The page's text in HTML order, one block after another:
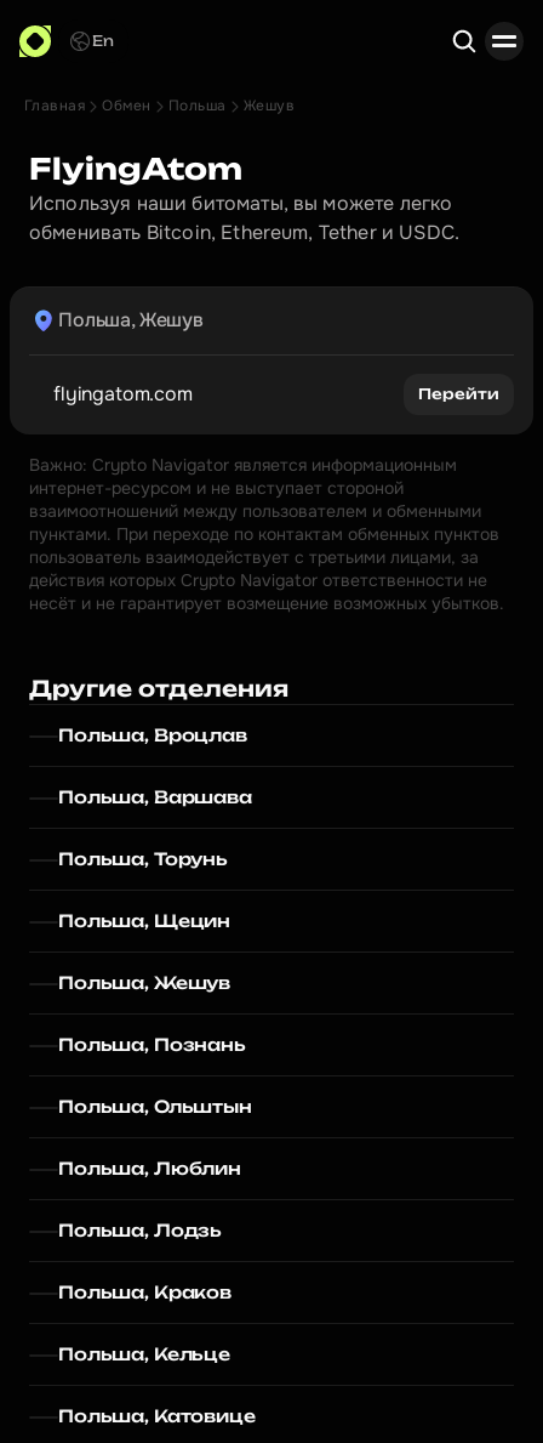
En
Главная Обмен Польша Жешув
FlyingAtom
Используя наши битоматы, вы можете легко
обменивать Bitcoin, Ethereum, Tether и USDC.
Польша, Жешув
flyingatom.com Перейти
Важно: Crypto Navigator является информационным
интернет-ресурсом и не выступает стороной
взаимоотношений между пользователем и обменными
пунктами. При переходе по контактам обменных пунктов
пользователь взаимодействует с третьими лицами, за
действия которых Crypto Navigator ответственности не
несёт и не гарантирует возмещение возможных убытков.
Другие отделения
Польша, Вроцлав
Польша, Варшава
Польша, Торунь
Польша, Щецин
Польша, Жешув
Польша, Познань
Польша, Ольштын
Польша, Люблин
Польша, Лодзь
Польша, Краков
Польша, Кельце
Польша, Катовице